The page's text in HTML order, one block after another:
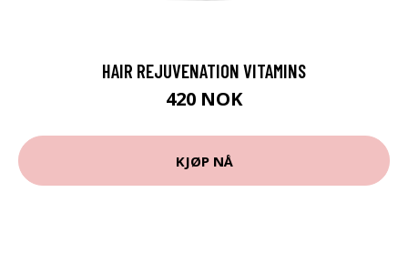
HAIR REJUVENATION VITAMINS
420 NOK
KJØP NÅ